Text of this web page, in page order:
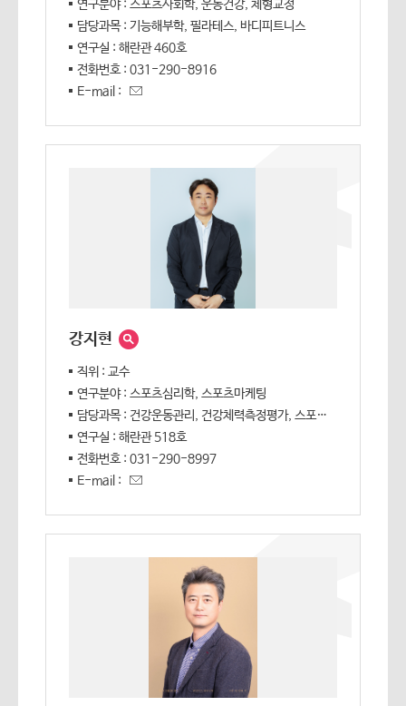
연구분야 : 스포츠사회학, 운동건강, 체형교정
담당과목 : 기능해부학, 필라테스, 바디피트니스
연구실 : 해란관 460호
전화번호 : 031-290-8916
E-mail :
강지현
직위 : 교수
연구분야 : 스포츠심리학, 스포츠마케팅
담당과목 : 건강운동관리, 건강체력측정평가, 스포츠심리학, 심폐소생술 및 응급처치, 캡스톤디자인, 스키
연구실 : 해란관 518호
전화번호 : 031-290-8997
E-mail :